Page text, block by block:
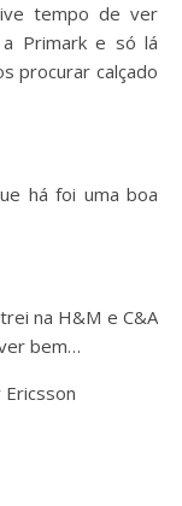
tempo de ver
Primark e só lá
procurar calçado
há foi uma boa
na H&M e C&A
bem…
Ericsson